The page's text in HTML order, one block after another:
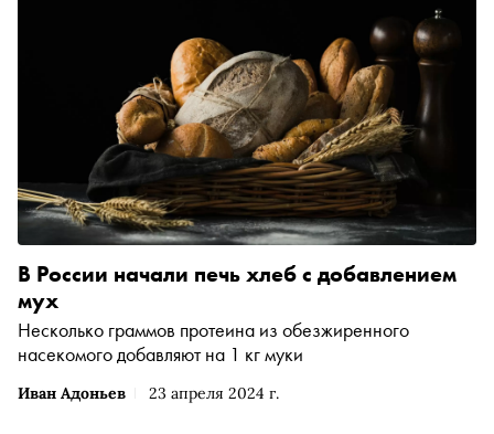
Иван Адоньев 23 апреля 2024 г.
В России начали печь хлеб с добавлением
мух
Несколько граммов протеина из обезжиренного
насекомого добавляют на 1 кг муки